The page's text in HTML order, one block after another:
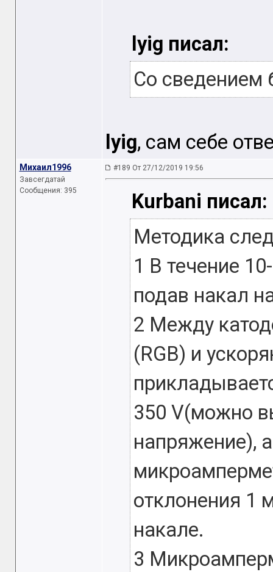
lyig писал:
Со сведением
lyig, сам себе
Михаил1996
Завсегдатай
Сообщения: 395
#189 От 27/12/2019 19:56
Kurbani писал:
Методика
1 В течение
подав накал
2 Между
(RGB) и
350 V(можно
напряжение),
отклонения 1
накале.
3